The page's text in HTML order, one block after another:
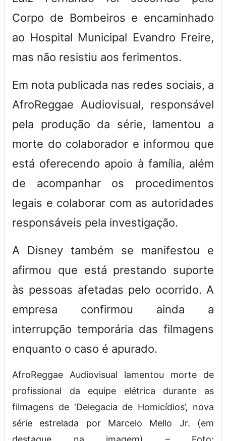
Corpo de Bombeiros e encaminhado
ao Hospital Municipal Evandro Freire,
mas não resistiu aos ferimentos.
Em nota publicada nas redes sociais, a
AfroReggae Audiovisual, responsável
pela produção da série, lamentou a
morte do colaborador e informou que
está oferecendo apoio à família, além
de acompanhar os procedimentos
legais e colaborar com as autoridades
responsáveis pela investigação.
A Disney também se manifestou e
afirmou que está prestando suporte
às pessoas afetadas pelo ocorrido. A
empresa confirmou ainda a
interrupção temporária das filmagens
enquanto o caso é apurado.
AfroReggae Audiovisual lamentou morte de
profissional da equipe elétrica durante as
filmagens de ‘Delegacia de Homicídios’, nova
série estrelada por Marcelo Mello Jr. (em